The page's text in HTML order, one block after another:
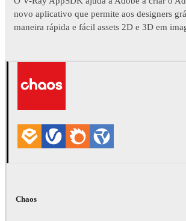
novo aplicativo que permite aos designers
maneira rápida e fácil assets 2D e 3D em
Chaos